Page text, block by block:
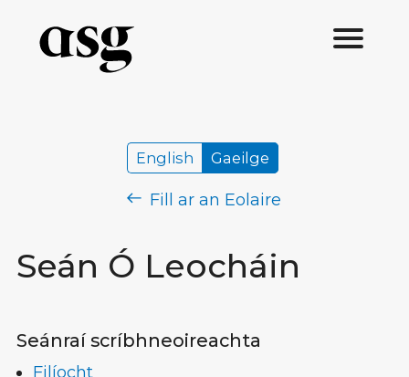
Seán Ó Leocháin
English Gaeilge
Fill ar an Eolaire
Seánraí scríbhneoireachta
Filíocht